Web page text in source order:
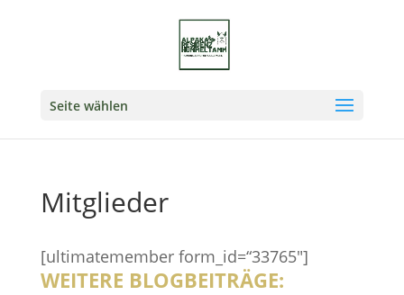
Seite wählen
Mitglieder
[ultimatemember form_id=“33765″]
WEITERE BLOGBEITRÄGE: